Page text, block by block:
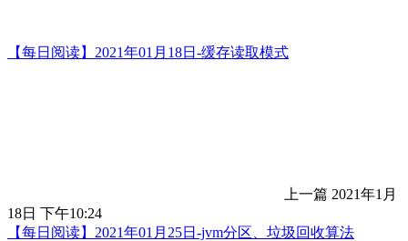
【每日阅读】2021年01月18日-缓存读取模式
上一篇 2021年1月
18日 下午10:24
【每日阅读】2021年01月25日-jvm分区、垃圾回收算法